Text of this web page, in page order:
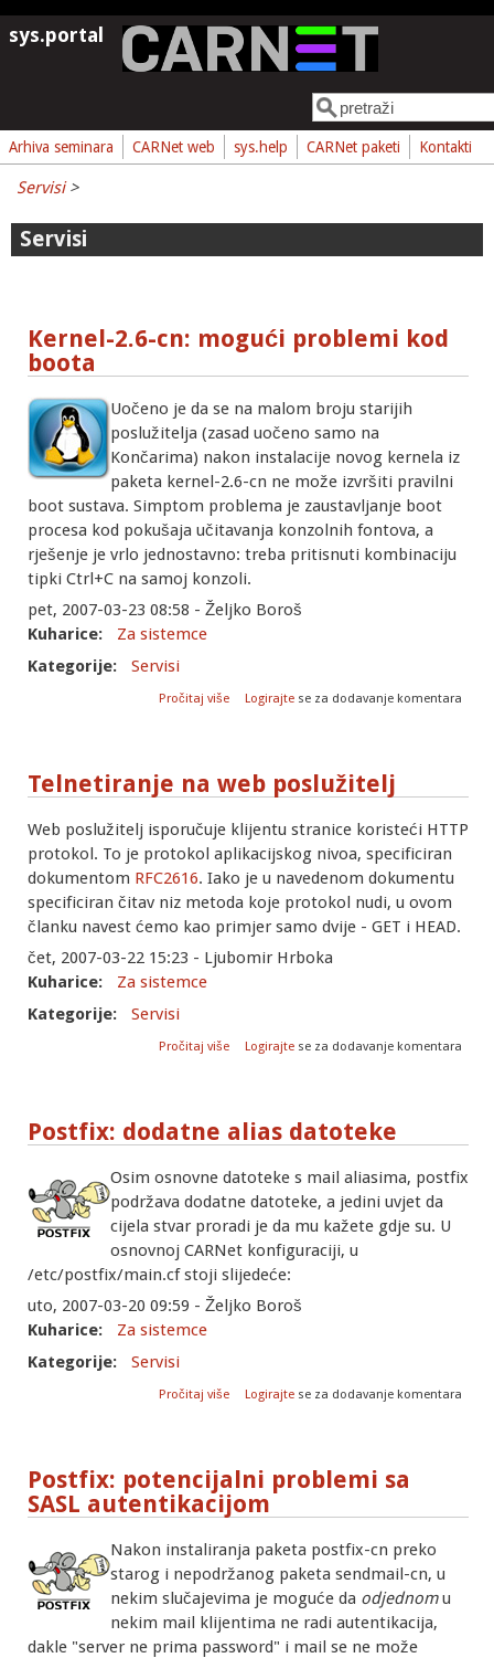
Skoči na glavni sadržaj
sys.portal
Obrazac pretrage
Pretraga
Arhiva seminara CARNet web sys.help CARNet paketi Kontakti
Servisi>
Servisi
Kernel-2.6-cn: mogući problemi kod
boota
Uočeno je da se na malom broju starijih
poslužitelja (zasad uočeno samo na
Končarima) nakon instalacije novog kernela iz
paketa kernel-2.6-cn ne može izvršiti pravilni
boot sustava. Simptom problema je zaustavljanje boot
procesa kod pokušaja učitavanja konzolnih fontova, a
rješenje je vrlo jednostavno: treba pritisnuti kombinaciju
tipki Ctrl+C na samoj konzoli.
pet, 2007-03-23 08:58 - Željko Boroš
Kuharice:
Za sistemce
Kategorije:
Servisi
Pročitaj više
o Kernel-2.6-cn: mogući problemi kod
Logirajte se za dodavanje komentara
Telnetiranje na web poslužitelj
Web poslužitelj isporučuje klijentu stranice koristeći HTTP
protokol. To je protokol aplikacijskog nivoa, specificiran
dokumentom RFC2616. Iako je u navedenom dokumentu
specificiran čitav niz metoda koje protokol nudi, u ovom
članku navest ćemo kao primjer samo dvije - GET i HEAD.
čet, 2007-03-22 15:23 - Ljubomir Hrboka
Kuharice:
Za sistemce
Kategorije:
Servisi
Pročitaj više o Telnetiranje na web poslužitelj
Logirajte se za dodavanje komentara
Postfix: dodatne alias datoteke
Osim osnovne datoteke s mail aliasima, postfix
podržava dodatne datoteke, a jedini uvjet da
cijela stvar proradi je da mu kažete gdje su. U
osnovnoj CARNet konfiguraciji, u
/etc/postfix/main.cf stoji slijedeće:
uto, 2007-03-20 09:59 - Željko Boroš
Kuharice:
Za sistemce
Kategorije:
Servisi
Pročitaj više o Postfix: dodatne alias datoteke
Logirajte se za dodavanje komentara
Postfix: potencijalni problemi sa
SASL autentikacijom
Nakon instaliranja paketa postfix-cn preko
starog i nepodržanog paketa sendmail-cn, u
nekim slučajevima je moguće da odjednomu
nekim mail klijentima ne radi autentikacija,
dakle "server ne prima password" i mail se ne može